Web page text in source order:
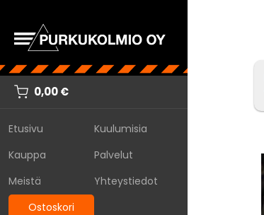
0,00€
Etusivu
Kuulumisia
Kauppa
Palvelut
Meistä
Yhteystiedot
Ostoskori